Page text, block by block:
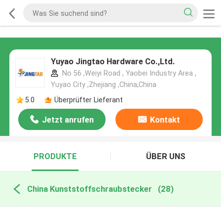
Yuyao Jingtao Hardware Co.,Ltd.
No 56 ,Weiyi Road , Yaobei Industry Area ,
Yuyao City ,Zhejiang ,China,China
5.0
Überprüfter Lieferant
Jetzt anrufen Kontakt
PRODUKTE ÜBER UNS
China Kunststoffschraubstecker (28)